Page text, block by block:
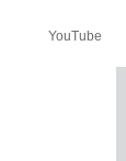
YouTube